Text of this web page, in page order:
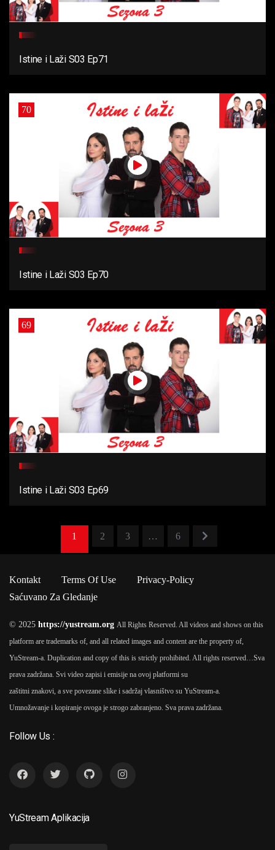
Istine i Laži S03 Ep71
70
Istine i Laži S03 Ep70
69
Istine i Laži S03 Ep69
1 2 3 … 6
Kontakt Terms Of Use
Privacy-Policy
Saćuvano Za Gledanje
© 2025 https://yustream.org All Rights Reserved. All videos and shows on this
platform are trademarks of, and all related images and content are the property of,
YuStream-a. Duplication and copy of this is strictly prohibited. All rights reserved… Sva
prava zadržana. Svi video zapisi i emisije na ovoj platformi su
zaštitni znakovi, a sve povezane slike i sadržaj vlasništvo su YuStream-a.
Umnožavanje i kopiranje ovoga je strogo zabranjeno. Sva prava zadržana.
Follow Us :
YuStream Aplikacija